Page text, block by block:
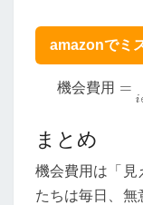
amazonでミ
機会 費 用
機会費用=
まとめ
機会費用は「見
たちは毎日、無